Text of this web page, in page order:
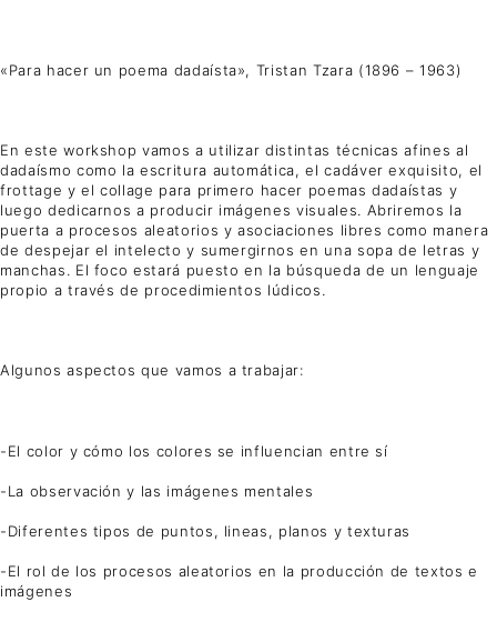
«Para hacer un poema dadaísta», Tristan Tzara (1896 – 1963)
En este workshop vamos a utilizar distintas técnicas afines al
dadaísmo como la escritura automática, el cadáver exquisito, el
frottage y el collage para primero hacer poemas dadaístas y
luego dedicarnos a producir imágenes visuales. Abriremos la
puerta a procesos aleatorios y asociaciones libres como manera
de despejar el intelecto y sumergirnos en una sopa de letras y
manchas. El foco estará puesto en la búsqueda de un lenguaje
propio a través de procedimientos lúdicos.
Algunos aspectos que vamos a trabajar:
-El color y cómo los colores se influencian entre sí
-La observación y las imágenes mentales
-Diferentes tipos de puntos, lineas, planos y texturas
-El rol de los procesos aleatorios en la producción de textos e
imágenes